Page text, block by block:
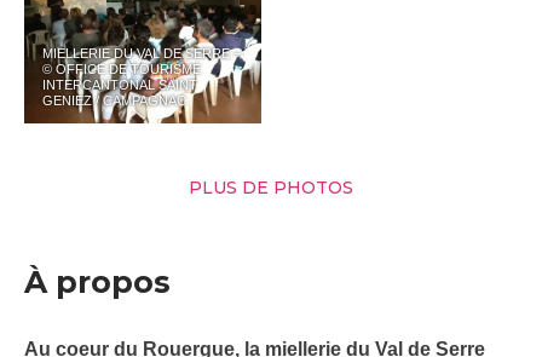
MIELLERIE DU VAL DE SERRE –
© OFFICE DE TOURISME
INTERCANTONAL SAINT
GENIEZ / CAMPAGNAC
PLUS DE PHOTOS
À propos
Au coeur du Rouergue, la miellerie du Val de Serre